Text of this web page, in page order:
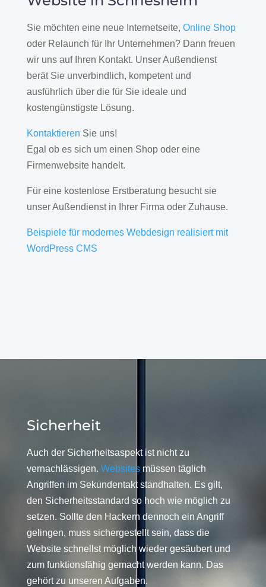
Sie möchten eine neue Internetseite, Online Shop
oder Relaunch für Ihr Unternehmen? Dann freuen
wir uns auf Ihren Kontakt. Unser Außendienst
berät Sie unverbindlich, kompetent und
ausführlich über die für Sie ideale und
kostengünstigste Lösung.
Kontaktieren Sie uns!
Egal ob es sich um einen Shop oder eine
Firmenwebsite handelt.
Für eine kostenlose Erstberatung besucht sie
unser Außendienst in Ihrer Firma oder Zuhause.
Beispiele für modernes Webdesign realisiert mit
WordPress CMS
Sicherheit
Auch der Sicherheitsaspekt ist nicht zu
vernachlässigen. Websitesmüssen täglich
Angriffen im Sekundentakt standhalten. Es gilt,
den Sicherheitsstandard so hoch wie möglich zu
setzen. Sollte den Hackern dennoch ein Angriff
gelingen, muss sichergestellt sein, dass die
Website schnellst möglich wieder gesäubert und
zum funktionsfähig gemacht werden kann. Das
gehört zu unseren Aufgaben.